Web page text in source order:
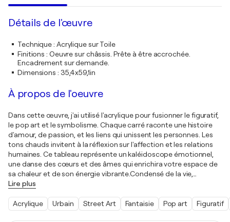
Détails de l'œuvre
Technique: Acrylique sur Toile
Finitions : Oeuvre sur châssis. Prête à être accrochée.
Encadrement sur demande.
Dimensions : 35,4x59,1in
À propos de l'oeuvre
Dans cette œuvre, j'ai utilisé l'acrylique pour fusionner le figuratif,
le pop art et le symbolisme. Chaque carré raconte une histoire
d'amour, de passion, et les liens qui unissent les personnes. Les
tons chauds invitent à la réflexion sur l'affection et les relations
humaines. Ce tableau représente un kaléidoscope émotionnel,
une danse des cœurs et des âmes qui enrichira votre espace de
sa chaleur et de son énergie vibrante.Condensé de la vie,…
Lire plus
Acrylique Urbain Street Art Fantaisie Pop art Figuratif